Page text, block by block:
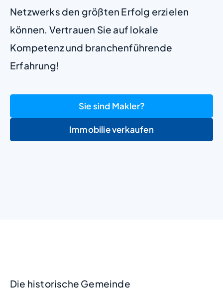
Netzwerks den größten Erfolg erzielen
können. Vertrauen Sie auf lokale
Kompetenz und branchenführende
Erfahrung!
Sie sind Makler?
Immobilie verkaufen
Die historische Gemeinde